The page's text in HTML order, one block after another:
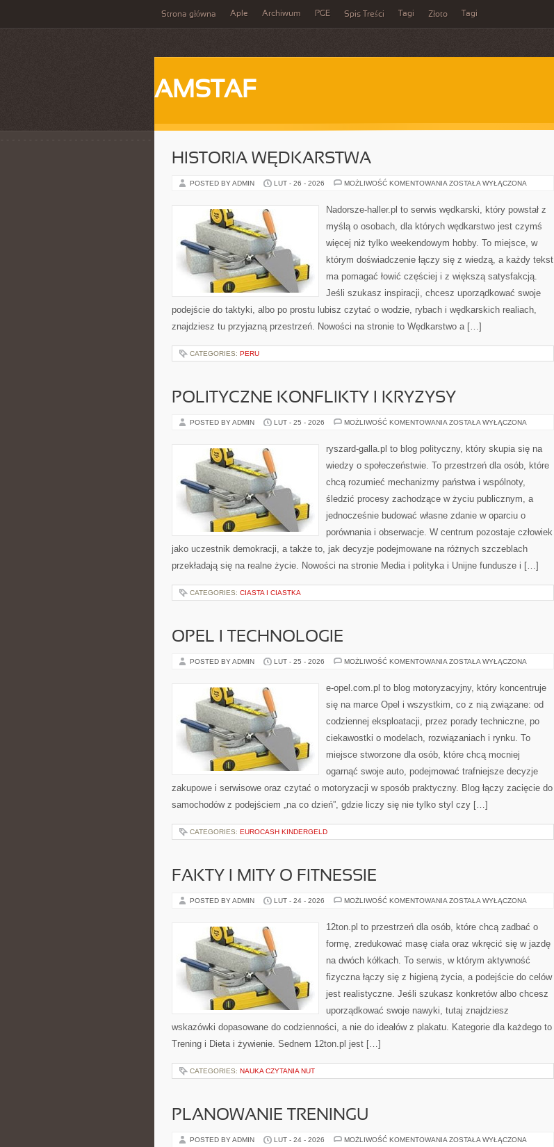
Strona główna Aple Archiwum PGE Spis Treści Tagi Złoto Tagi
AMSTAF
HISTORIA WĘDKARSTWA
POSTED BY ADMIN LUT - 26 - 2026 MOŻLIWOŚĆ KOMENTOWANIA HISTORIA
ZOSTAŁA WYŁĄCZONA
Nadorsze-haller.pl to serwis wędkarski, który powstał z
myślą o osobach, dla których wędkarstwo jest czymś
więcej niż tylko weekendowym hobby. To miejsce, w
którym doświadczenie łączy się z wiedzą, a każdy tekst
ma pomagać łowić częściej i z większą satysfakcją.
Jeśli szukasz inspiracji, chcesz uporządkować swoje
podejście do taktyki, albo po prostu lubisz czytać o wodzie, rybach i wędkarskich realiach,
znajdziesz tu przyjazną przestrzeń. Nowości na stronie to Wędkarstwo a […]
CATEGORIES: PERU
POLITYCZNE KONFLIKTY I KRYZYSY
POSTED BY ADMIN LUT - 25 - 2026 MOŻLIWOŚĆ KOMENTOWANIA POLITYCZNE
KRYZYSY
ZOSTAŁA WYŁĄCZONA
ryszard-galla.pl to blog polityczny, który skupia się na
wiedzy o społeczeństwie. To przestrzeń dla osób, które
chcą rozumieć mechanizmy państwa i wspólnoty,
śledzić procesy zachodzące w życiu publicznym, a
jednocześnie budować własne zdanie w oparciu o
porównania i obserwacje. W centrum pozostaje człowiek
jako uczestnik demokracji, a także to, jak decyzje podejmowane na różnych szczeblach
przekładają się na realne życie. Nowości na stronie Media i polityka i Unijne fundusze i […]
CATEGORIES: CIASTA I CIASTKA
OPEL I TECHNOLOGIE
POSTED BY ADMIN LUT - 25 - 2026 MOŻLIWOŚĆ KOMENTOWANIA OPEL
ZOSTAŁA WYŁĄCZONA
e-opel.com.pl to blog motoryzacyjny, który koncentruje
się na marce Opel i wszystkim, co z nią związane: od
codziennej eksploatacji, przez porady techniczne, po
ciekawostki o modelach, rozwiązaniach i rynku. To
miejsce stworzone dla osób, które chcą mocniej
ogarnąć swoje auto, podejmować trafniejsze decyzje
zakupowe i serwisowe oraz czytać o motoryzacji w sposób praktyczny. Blog łączy zacięcie do
samochodów z podejściem „na co dzień”, gdzie liczy się nie tylko styl czy […]
CATEGORIES: EUROCASH KINDERGELD
FAKTY I MITY O FITNESSIE
POSTED BY ADMIN LUT - 24 - 2026 MOŻLIWOŚĆ KOMENTOWANIA FAKTY
FITNESSIE
ZOSTAŁA WYŁĄCZONA
12ton.pl to przestrzeń dla osób, które chcą zadbać o
formę, zredukować masę ciała oraz wkręcić się w jazdę
na dwóch kółkach. To serwis, w którym aktywność
fizyczna łączy się z higieną życia, a podejście do celów
jest realistyczne. Jeśli szukasz konkretów albo chcesz
uporządkować swoje nawyki, tutaj znajdziesz
wskazówki dopasowane do codzienności, a nie do ideałów z plakatu. Kategorie dla każdego to
Trening i Dieta i żywienie. Sednem 12ton.pl jest […]
CATEGORIES: NAUKA CZYTANIA NUT
PLANOWANIE TRENINGU
POSTED BY ADMIN LUT - 24 - 2026 MOŻLIWOŚĆ KOMENTOWANIA PLANOWANIE
ZOSTAŁA WYŁĄCZONA